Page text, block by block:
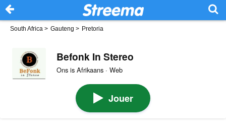
South Africa > Gauteng > Pretoria
Befonk In Stereo
Ons is Afrikaans · Web
Jouer